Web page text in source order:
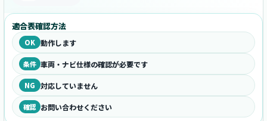
適合表確認方法
OK 動作します
条件 車両・ナビ仕様の確認が必要です
NG 対応していません
確認 お問い合わせください